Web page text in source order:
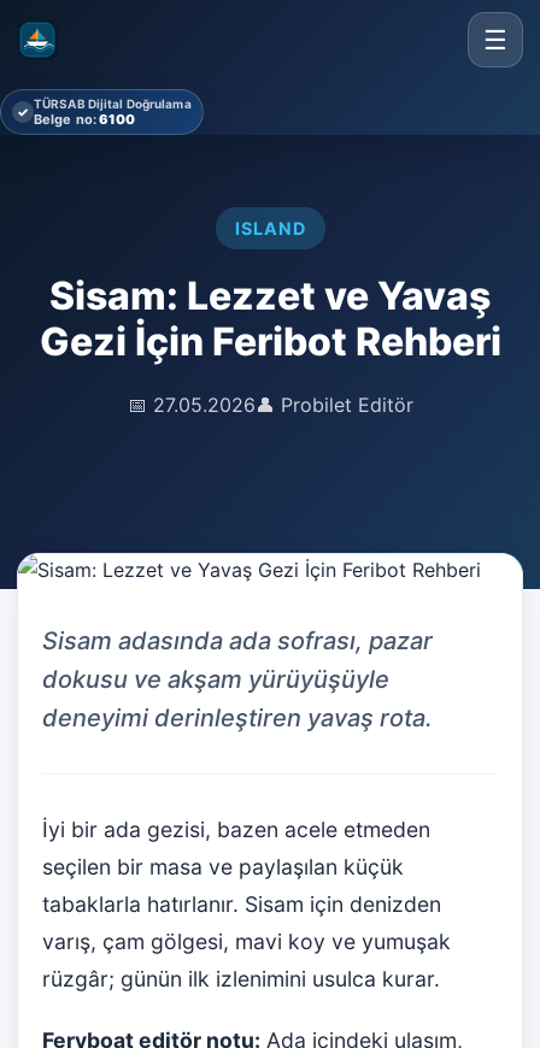
☰
✓ TÜRSAB Dijital Doğrulama
Belge no:6100
ISLAND
Sisam: Lezzet ve Yavaş
Gezi İçin Feribot Rehberi
📅 27.05.2026👤 Probilet Editör
Sisam adasında ada sofrası, pazar
dokusu ve akşam yürüyüşüyle
deneyimi derinleştiren yavaş rota.
İyi bir ada gezisi, bazen acele etmeden
seçilen bir masa ve paylaşılan küçük
tabaklarla hatırlanır. Sisam için denizden
varış, çam gölgesi, mavi koy ve yumuşak
rüzgâr; günün ilk izlenimini usulca kurar.
Feryboat editör notu: Ada içindeki ulaşım,